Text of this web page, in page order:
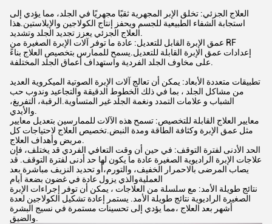
العلاج الجزئي: تخلق الإبر المجهرية ثقبًا مجهريًا في الجلد، مما يؤدي إلى
استجابة الشفاء الطبيعية للجسم ويحفز إنتاج الكولاجين والإيلاستين.هذا
العلاج الجزئي يعزز تجديد الجلد وتشديد.
عمق الإبرة القابل للتعديل: عادة ما توفر آلات الإبرة الصغيرة من RF
إعدادات عمق الإبرة القابلة للتعديل.يسمح للممارس بتخصيص العلاج بناءً
على مخاوف الجلد الفردية واستهداف أعماق الجلد المختلفة.
تطبيقات متعددة الأبعاد: يمكن أن تعالج آلات الإبرة الصوتية الميكروية العديد
من مشاكل الجلد ، بما في ذلك الخطوط الدقيقة والتجاعيد وندوب حب
الشباب و علامات التمدد ونغمة الجلد غير المتساوية.الرقبة، التفريغ،
والأيدي.
معايير العلاج القابلة للتخصيص: تسمح هذه الآلات للممارسين بتعديل معايير
مثل عمق الإبرة وكثافة الطاقة ومدة النبض.تخصيص العلاج لاحتياجات كل
مريض وأهداف العلاج.
الحد الأدنى لفترة التوقف: في حين أن وقت التعافي الفردي قد يختلف، فإن
علاجات الإبرة الراديوية الصغيرة عادة ما يكون لها حد أدنى لفترة التوقف. قد
يصاب المرضى بالاحمرار الخفيف، والتورم،أو تحديد النزيف مباشرة بعد
العمليةوالذي يزول عادة في غضون بضعة أيام
نتائج طويلة الأمد: مع سلسلة من العلاجات ، يمكن أن توفر إجراءات الإبرة
الصغيرة الراديوية نتائج طويلة الأمد. يستمر إعادة تشكيل الكولاجين لعدة
أشهر بعد العلاج ،مما يؤدي إلى تحسينات مستمرة في نسيج البشرة
والضيق.